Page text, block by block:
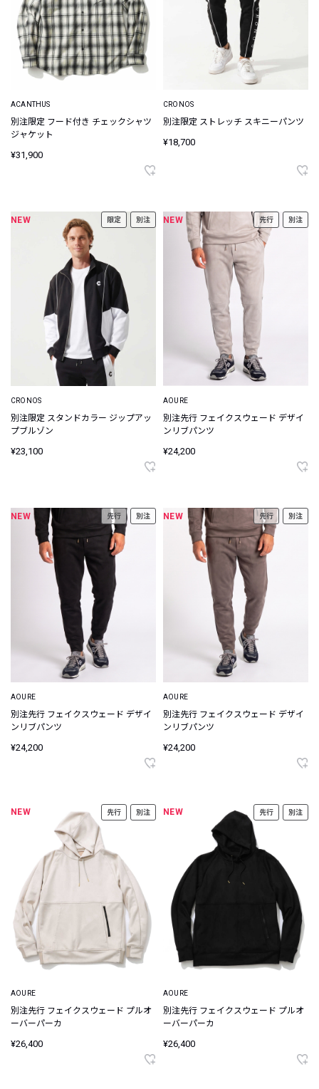
ACANTHUS
別注限定 フード付き チェックシャツ
ジャケット
¥31,900
CRONOS
別注限定 ストレッチ スキニーパンツ
¥18,700
NEW 限定 別注
CRONOS
別注限定 スタンドカラー ジップアッ
プブルゾン
¥23,100
NEW 先行 別注
AOURE
別注先行 フェイクスウェード デザイ
ンリブパンツ
¥24,200
NEW 先行 別注
AOURE
別注先行 フェイクスウェード デザイ
ンリブパンツ
¥24,200
NEW 先行 別注
AOURE
別注先行 フェイクスウェード デザイ
ンリブパンツ
¥24,200
NEW 先行 別注
AOURE
別注先行 フェイクスウェード プルオ
ーバーパーカ
¥26,400
NEW 先行 別注
AOURE
別注先行 フェイクスウェード プルオ
ーバーパーカ
¥26,400